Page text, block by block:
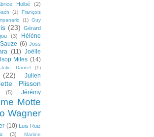
Holbé
(2)
(1)
François
(1) Guy
(23) Gérard
(3)
Hélène
(6) Joss
(11) Joëlle
Miles (14)
Julie Dautel (1)
(22)
Julien
Plisson
(5)
Jérémy
Motte
Wagner
(10) Luis Ruiz
(3) Martine